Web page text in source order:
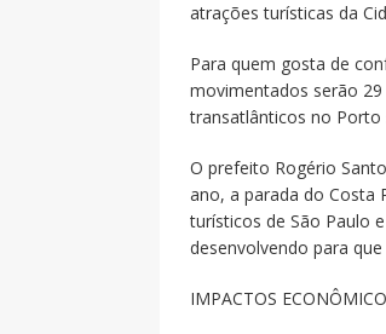
atrações turísticas da
Para quem gosta de
movimentados serão
transatlânticos no Porto
O prefeito Rogério
ano, a parada do Costa
turísticos de São Paulo
desenvolvendo para
IMPACTOS